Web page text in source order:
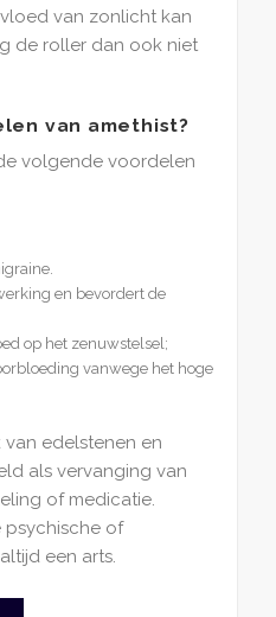
van zonlicht kan
de roller dan ook niet
van amethist?
volgende voordelen
en bevordert de
op het zenuwstelsel;
vanwege het hoge
van edelstenen en
als vervanging van
of medicatie.
psychische of
een arts.